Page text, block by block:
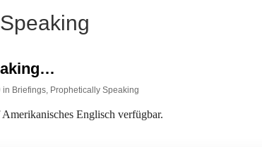
in Briefings, Prophetically Speaking
Englisch verfügbar.